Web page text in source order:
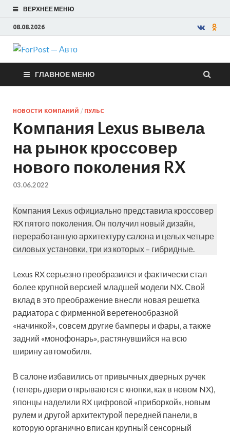
ВЕРХНЕЕ МЕНЮ
08.08.2026
ForPost —
Авто
ГЛАВНОЕ МЕНЮ
НОВОСТИ КОМПАНИЙ / ПУЛЬС
Компания Lexus вывела
на рынок кроссовер
нового поколения RX
03.06.2022
Компания Lexus официально представила кроссовер
RX пятого поколения. Он получил новый дизайн,
переработанную архитектуру салона и целых четыре
силовых установки, три из которых – гибридные.
Lexus RX серьезно преобразился и фактически стал
более крупной версией младшей модели NX. Свой
вклад в это преображение внесли новая решетка
радиатора с фирменной веретенообразной
«начинкой», совсем другие бамперы и фары, а также
задний «монофонарь», растянувшийся на всю
ширину автомобиля.
В салоне избавились от привычных дверных ручек
(теперь двери открываются с кнопки, как в новом NX),
японцы наделили RX цифровой «приборкой», новым
рулем и другой архитектурой передней панели, в
которую органично вписан крупный сенсорный